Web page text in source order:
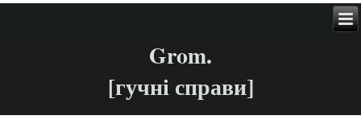
Grom.
[гучні справи]